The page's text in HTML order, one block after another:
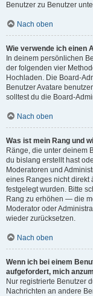
Benutzer zu Benutzer
Nach oben
Wie verwende ich einen
In deinem persönlichen
der folgenden vier
Hochladen. Die Board-
Benutzer Avatare
solltest du die Board-
Nach oben
Was ist mein Rang und
Ränge, die unter deinem
du bislang erstellt hast
Moderatoren und
eines Ranges nicht direkt
festgelegt wurden. Bitte
Rang zu erhöhen — die
Moderator oder
wieder zurücksetzen.
Nach oben
Wenn ich bei einem
aufgefordert, mich
Nur registrierte Benutzer
Nachrichten an andere